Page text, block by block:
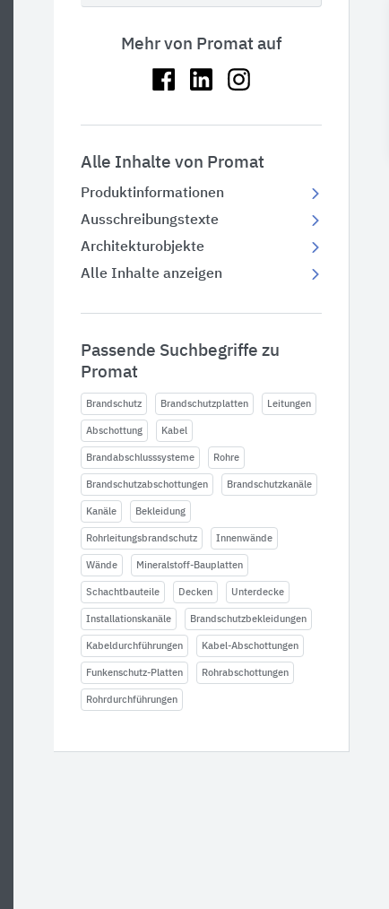
Mehr von Promat auf
Alle Inhalte von Promat
Produktinformationen
Ausschreibungstexte
Architekturobjekte
Alle Inhalte anzeigen
Passende Suchbegriffe zu
Promat
Brandschutz Brandschutzplatten Leitungen
Abschottung Kabel
Brandabschlusssysteme Rohre
Brandschutzabschottungen Brandschutzkanäle
Kanäle Bekleidung
Rohrleitungsbrandschutz Innenwände
Wände Mineralstoff-Bauplatten
Schachtbauteile Decken Unterdecke
Installationskanäle Brandschutzbekleidungen
Kabeldurchführungen Kabel-Abschottungen
Funkenschutz-Platten Rohrabschottungen
Rohrdurchführungen